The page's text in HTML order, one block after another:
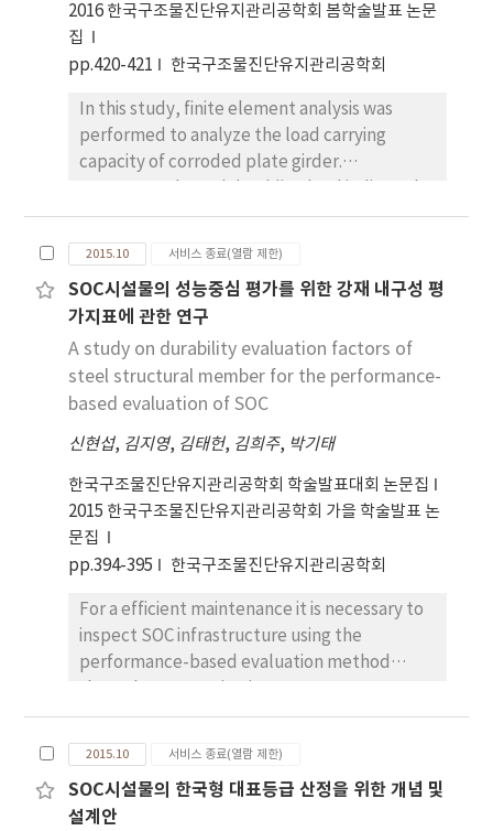
2016 한국구조물진단유지관리공학회 봄학술발표 논문
집
pp.420-421
한국구조물진단유지관리공학회
In this study, finite element analysis was
performed to analyze the load carrying
capacity of corroded plate girder.
drastic reduction in corrosion thickness less
than 1 millimeters. Therefore, if the plate
girder is seriously corroded to time of drastic
reduction of web buckling load, it will need
appropriate maintenance and reinforcement
to guarantee of safety.
2015.10 서비스 종료(열람 제한)
SOC시설물의 성능중심 평가를 위한 강재 내구성 평
가지표에 관한 연구
A study on durability evaluation factors of
steel structural member for the performance-
based evaluation of SOC
신현섭, 김지영, 김태헌, 김희주, 박기태
한국구조물진단유지관리공학회 학술발표대회 논문집
2015 한국구조물진단유지관리공학회 가을 학술발표 논
문집
pp.394-395
한국구조물진단유지관리공학회
For a efficient maintenance it is necessary to
inspect SOC infrastructure using the
performance-based evaluation method
this study durability evaluation factors of
steel structural member are proposed in
order to develop performance-based
evaluation method of SOC infrastructure.
2015.10 서비스 종료(열람 제한)
SOC시설물의 한국형 대표등급 산정을 위한 개념 및
설계안